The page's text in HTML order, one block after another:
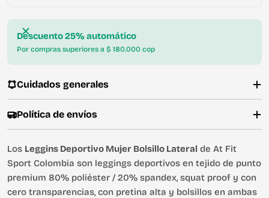
Descuento 25% automático
Por compras superiores a $ 180.000 cop
Cuidados generales
Política de envíos
Los Leggins Deportivo Mujer Bolsillo Lateral de At Fit
Sport Colombia son leggings deportivos en tejido de punto
premium 80% poliéster / 20% spandex, squat proof y con
cero transparencias, con pretina alta y bolsillos en ambas